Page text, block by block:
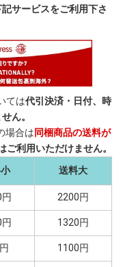
サービスをご利用下さ
ては代引決済・日付、時
ん。
場合は同梱商品の送料が
ご利用いただけません。
送料大
2200円
1320円
1100円